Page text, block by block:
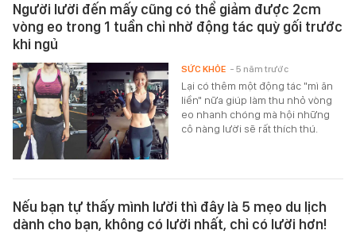
Người lười đến mấy cũng có thể giảm được 2cm
vòng eo trong 1 tuần chỉ nhờ động tác quỳ gối trước
khi ngủ
Lại có thêm một động tác "mì ăn
liền" nữa giúp làm thu nhỏ vòng
eo nhanh chóng mà hội những
cô nàng lười sẽ rất thích thú.
SỨC KHỎE - 5 năm trước
Nếu bạn tự thấy mình lười thì đây là 5 mẹo du lịch
dành cho bạn, không có lười nhất, chỉ có lười hơn!